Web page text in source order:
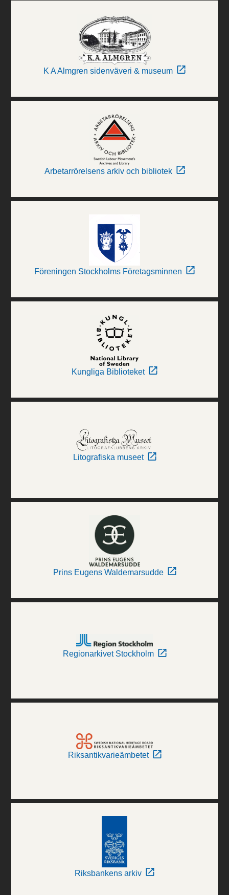
K A Almgren sidenväveri & museum
Arbetarrörelsens arkiv och bibliotek
Föreningen Stockholms Företagsminnen
Kungliga Biblioteket
Litografiska museet
Prins Eugens Waldemarsudde
Regionarkivet Stockholm
Riksantikvarieämbetet
Riksbankens arkiv